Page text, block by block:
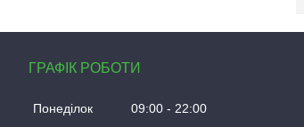
ГРАФІК РОБОТИ
Понеділок 09:00
22:00